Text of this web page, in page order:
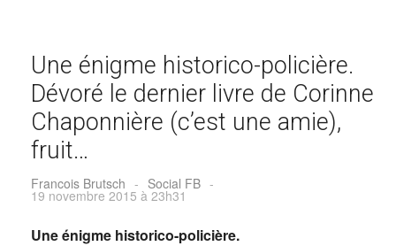
Une énigme historico-policière.
Dévoré le dernier livre de Corinne
Chaponnière (c’est une amie),
fruit…
Francois Brutsch - Social FB -
19 novembre 2015 à 23h31
Une énigme historico-policière.